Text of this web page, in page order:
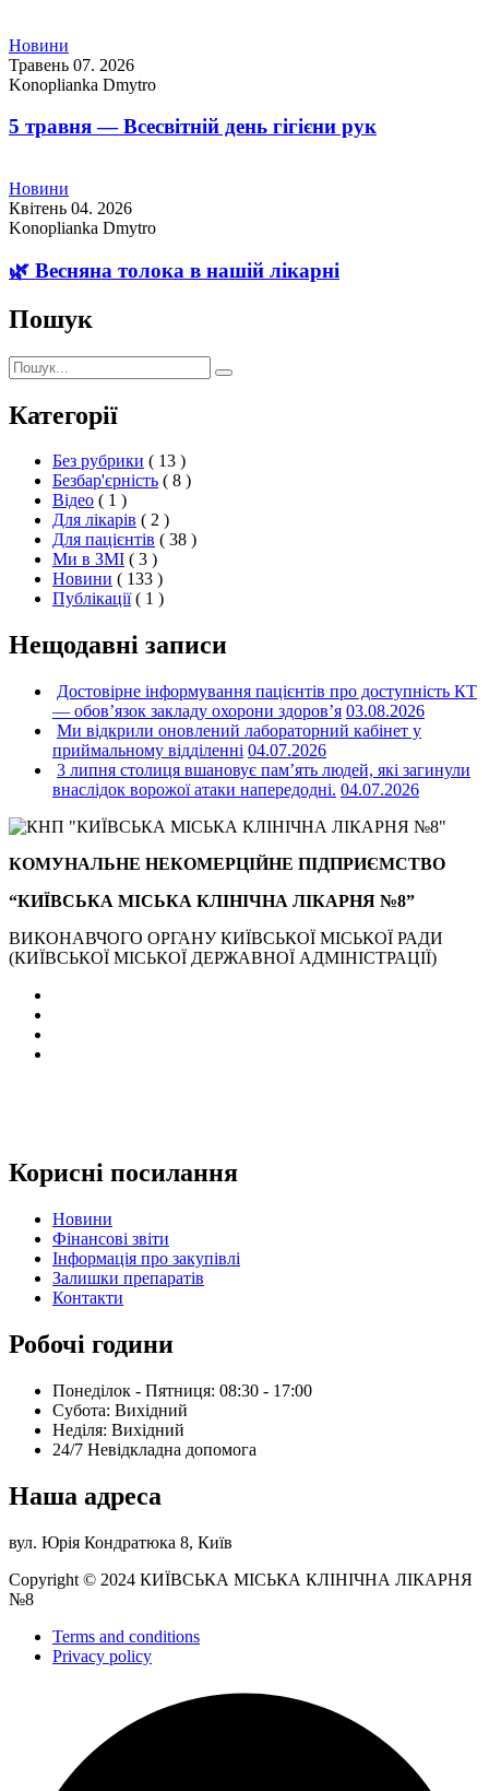
Новини
Травень 07. 2026
Konoplianka Dmytro
5 травня — Всесвітній день гігієни рук
Новини
Квітень 04. 2026
Konoplianka Dmytro
🌿 Весняна толока в нашій лікарні
Пошук
Пошук:
Пошук
Категорії
Без рубрики ( 13 )
Безбар'єрність ( 8 )
Відео ( 1 )
Для лікарів ( 2 )
Для пацієнтів ( 38 )
Ми в ЗМІ ( 3 )
Новини ( 133 )
Публікації ( 1 )
Нещодавні записи
Достовірне інформування пацієнтів про доступність КТ
— обов’язок закладу охорони здоров’я 03.08.2026
Ми відкрили оновлений лабораторний кабінет у
приймальному відділенні 04.07.2026
3 липня столиця вшановує пам’ять людей, які загинули
внаслідок ворожої атаки напередодні. 04.07.2026
КОМУНАЛЬНЕ НЕКОМЕРЦІЙНЕ ПІДПРИЄМСТВО
“КИЇВСЬКА МІСЬКА КЛІНІЧНА ЛІКАРНЯ №8”
ВИКОНАВЧОГО ОРГАНУ КИЇВСЬКОЇ МІСЬКОЇ РАДИ
(КИЇВСЬКОЇ МІСЬКОЇ ДЕРЖАВНОЇ АДМІНІСТРАЦІЇ)
Корисні посилання
Новини
Фінансові звіти
Інформація про закупівлі
Залишки препаратів
Контакти
Робочі години
Понеділок - Пятниця: 08:30 - 17:00
Субота: Вихідний
Нeділя: Вихідний
24/7 Невідкладна допомога
Наша адреса
вул. Юрія Кондратюка 8, Київ
Copyright © 2024 КИЇВСЬКА МІСЬКА КЛІНІЧНА ЛІКАРНЯ
№8
Terms and conditions
Privacy policy